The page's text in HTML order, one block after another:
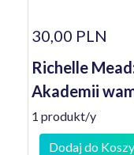
30,00 PLN
Richelle
Akademii
1 produkt/y
Dodaj do